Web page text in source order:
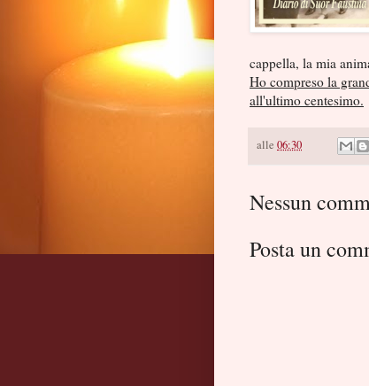
cappella, la mia
Ho compreso la
all'ultimo centesimo.
alle 06:30
Nessun
Posta un